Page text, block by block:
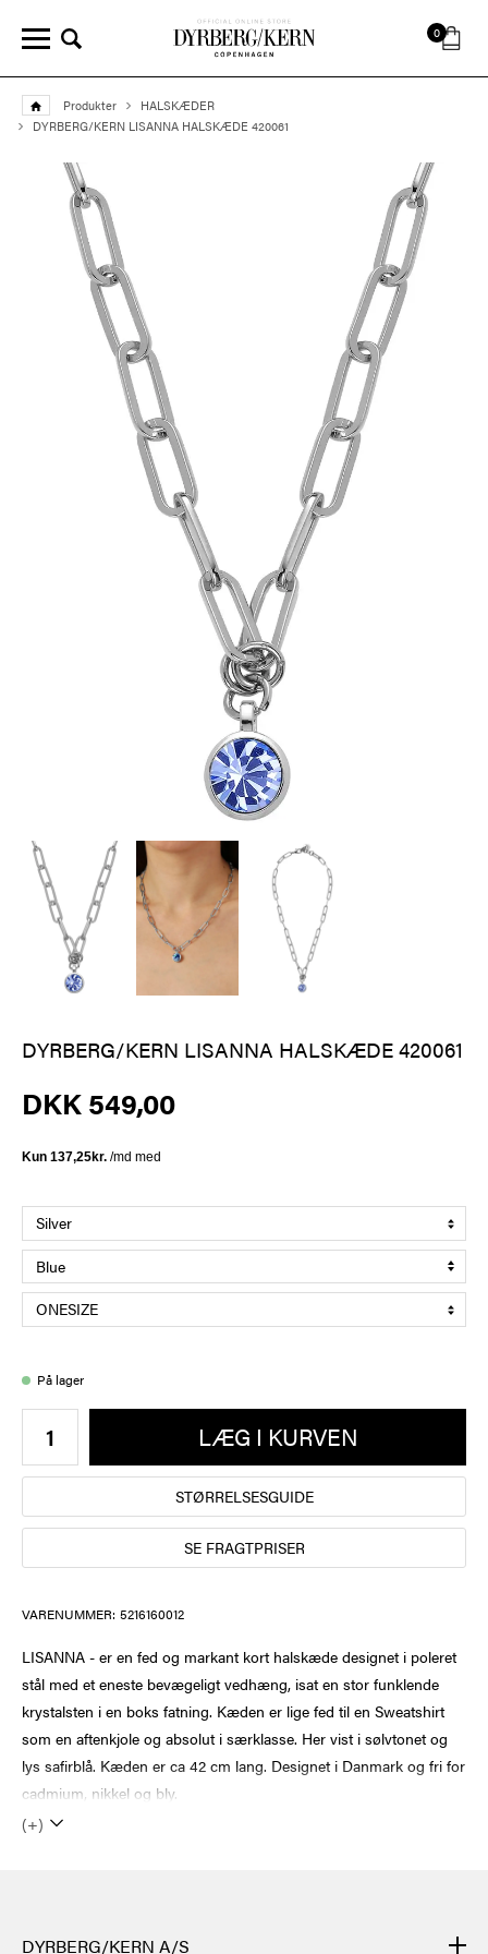
0
Produkter
HALSKÆDER
DYRBERG/KERN LISANNA HALSKÆDE 420061
DYRBERG/KERN LISANNA HALSKÆDE 420061
DKK 549,00
På lager
LÆG I KURVEN
STØRRELSESGUIDE
SE FRAGTPRISER
VARENUMMER: 5216160012
LISANNA - er en fed og markant kort halskæde designet i poleret
stål med et eneste bevægeligt vedhæng, isat en stor funklende
krystalsten i en boks fatning. Kæden er lige fed til en Sweatshirt
som en aftenkjole og absolut i særklasse. Her vist i sølvtonet og
lys safirblå. Kæden er ca 42 cm lang. Designet i Danmark og fri for
cadmium, nikkel og bly.
(+)
DYRBERG/KERN A/S